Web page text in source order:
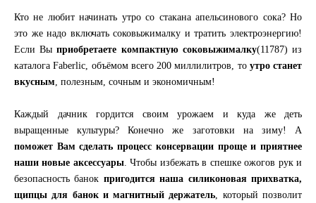
Кто не любит начинать утро со стакана апельсинового сока? Но
это же надо включать соковыжималку и тратить электроэнергию!
Если Выприобретаете компактную соковыжималку(11787) из
каталога Faberlic, объёмом всего 200 миллилитров, то утро станет
вкусным , полезным, сочным и экономичным!
Каждый дачник гордится своим урожаем и куда же деть
выращенные культуры? Конечно же заготовки на зиму! А
поможет Вам сделать процесс консервации проще и приятнее
наши новые аксессуары. Чтобы избежать в спешке ожогов рук и
безопасность банок пригодится наша силиконовая прихватка,
щипцы для банок и магнитный держатель , который позволит